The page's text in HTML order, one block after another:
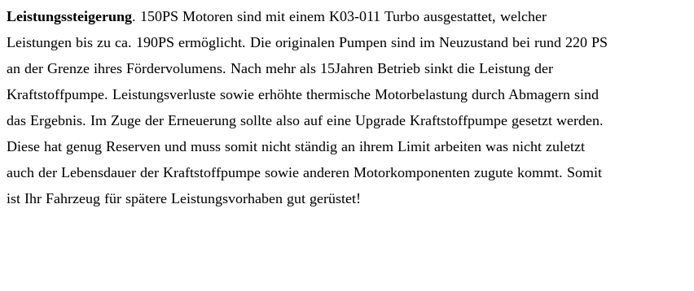
Leistungssteigerung. 150PS Motoren sind mit einem K03-011 Turbo ausgestattet, welcher
Leistungen bis zu ca. 190PS ermöglicht. Die originalen Pumpen sind im Neuzustand bei rund 220 PS
an der Grenze ihres Fördervolumens. Nach mehr als 15Jahren Betrieb sinkt die Leistung der
Kraftstoffpumpe. Leistungsverluste sowie erhöhte thermische Motorbelastung durch Abmagern sind
das Ergebnis. Im Zuge der Erneuerung sollte also auf eine Upgrade Kraftstoffpumpe gesetzt werden.
Diese hat genug Reserven und muss somit nicht ständig an ihrem Limit arbeiten was nicht zuletzt
auch der Lebensdauer der Kraftstoffpumpe sowie anderen Motorkomponenten zugute kommt. Somit
ist Ihr Fahrzeug für spätere Leistungsvorhaben gut gerüstet!